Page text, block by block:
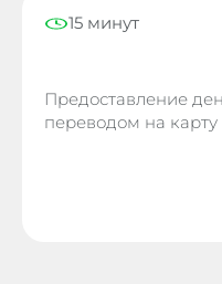
15 минут
Предоставление
переводом на карту